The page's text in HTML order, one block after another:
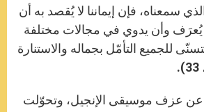
سمعناه، فإن إيماننا لا يُقصد به أن
يُعرَف وأن يدوي في مجالات مختلفة
للجميع التأمّل بجماله والاستنارة
عن عزف موسيقى الإنجيل، وتحوّلت